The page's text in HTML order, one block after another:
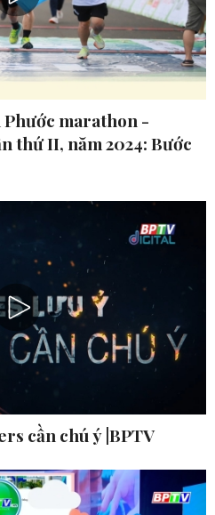
marathon -
thứ II, năm 2024: Bước
cần chú ý |BPTV